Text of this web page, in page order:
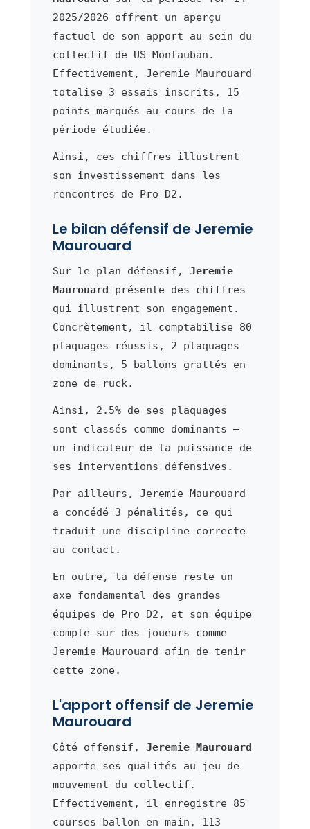
2025/2026 offrent un aperçu
factuel de son apport au sein du
collectif de US Montauban.
Effectivement, Jeremie Maurouard
totalise 3 essais inscrits, 15
points marqués au cours de la
période étudiée.
Ainsi, ces chiffres illustrent
son investissement dans les
rencontres de Pro D2.
Le bilan défensif de Jeremie
Maurouard
Sur le plan défensif, Jeremie
Maurouard présente des chiffres
qui illustrent son engagement.
Concrètement, il comptabilise 80
plaquages réussis, 2 plaquages
dominants, 5 ballons grattés en
zone de ruck.
Ainsi, 2.5% de ses plaquages
sont classés comme dominants —
un indicateur de la puissance de
ses interventions défensives.
Par ailleurs, Jeremie Maurouard
a concédé 3 pénalités, ce qui
traduit une discipline correcte
au contact.
En outre, la défense reste un
axe fondamental des grandes
équipes de Pro D2, et son équipe
compte sur des joueurs comme
Jeremie Maurouard afin de tenir
cette zone.
L'apport offensif de Jeremie
Maurouard
Côté offensif, Jeremie Maurouard
apporte ses qualités au jeu de
mouvement du collectif.
Effectivement, il enregistre 85
courses ballon en main, 113